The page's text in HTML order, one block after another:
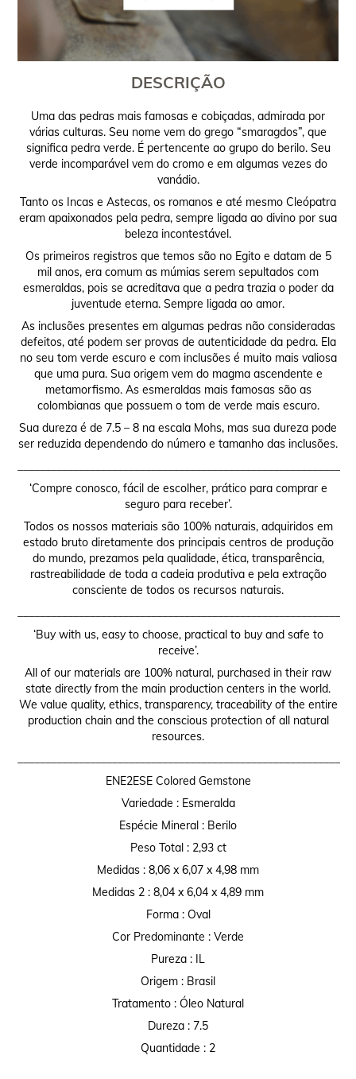
DESCRIÇÃO
Uma das pedras mais famosas e cobiçadas, admirada por
várias culturas. Seu nome vem do grego “smaragdos”, que
significa pedra verde. É pertencente ao grupo do berilo. Seu
verde incomparável vem do cromo e em algumas vezes do
vanádio.
Tanto os Incas e Astecas, os romanos e até mesmo Cleópatra
eram apaixonados pela pedra, sempre ligada ao divino por sua
beleza incontestável.
Os primeiros registros que temos são no Egito e datam de 5
mil anos, era comum as múmias serem sepultados com
esmeraldas, pois se acreditava que a pedra trazia o poder da
juventude eterna. Sempre ligada ao amor.
As inclusões presentes em algumas pedras não consideradas
defeitos, até podem ser provas de autenticidade da pedra. Ela
no seu tom verde escuro e com inclusões é muito mais valiosa
que uma pura. Sua origem vem do magma ascendente e
metamorfismo. As esmeraldas mais famosas são as
colombianas que possuem o tom de verde mais escuro.
Sua dureza é de 7.5 – 8 na escala Mohs, mas sua dureza pode
ser reduzida dependendo do número e tamanho das inclusões.
‘Compre conosco, fácil de escolher, prático para comprar e
seguro para receber’.
Todos os nossos materiais são 100% naturais, adquiridos em
estado bruto diretamente dos principais centros de produção
do mundo, prezamos pela qualidade, ética, transparência,
rastreabilidade de toda a cadeia produtiva e pela extração
consciente de todos os recursos naturais.
‘Buy with us, easy to choose, practical to buy and safe to
receive’.
All of our materials are 100% natural, purchased in their raw
state directly from the main production centers in the world.
We value quality, ethics, transparency, traceability of the entire
production chain and the conscious protection of all natural
resources.
ENE2ESE Colored Gemstone
Variedade : Esmeralda
Espécie Mineral : Berilo
Peso Total : 2,93 ct
Medidas : 8,06 x 6,07 x 4,98 mm
Medidas 2 : 8,04 x 6,04 x 4,89 mm
Forma : Oval
Cor Predominante : Verde
Pureza : IL
Origem : Brasil
Tratamento : Óleo Natural
Dureza : 7.5
Quantidade : 2